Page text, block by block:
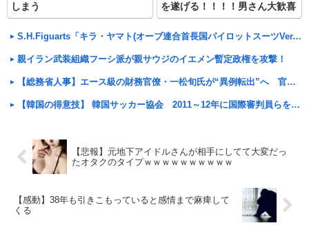
しまう
を遂げる！！！！男さん大歓喜
ｗｗｗ
S.H.Figuarts「キラ・ヤマト(オーブ連合首長国パイロットスーツVer.」「呪術廻戦 脹相」「ハンターハンター クロロ」可動フィギュアほか
親イラン武装組織フーシ派が親サウジのイエメン暫定政権を攻撃！
【総務省人事】エース級の財務官僚・一松旬氏が“異例転出”へ 官邸幹部「協力的でなかったから」
【韓国の得意技】 韓国サッカー協会 2011～12年に国際審判員らを性接待
【悲報】元地下アイドルさんが相手にしてて大変だっ
たオタクのタイプｗｗｗｗｗｗｗｗｗｗ
【感動】38年も引きこもっていると感情まで麻痺して
くる